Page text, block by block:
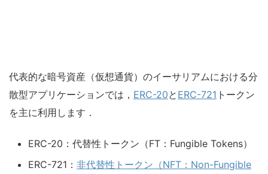
代表的な暗号資産（仮想通貨）のイーサリアムにおける分
散型アプリケーションでは， ERC-20と ERC-721 トークン
を主に利用します．
ERC-20：代替性トークン（FT：Fungible Tokens）
ERC-721： 非代替性トークン（NFT：Non-Fungible